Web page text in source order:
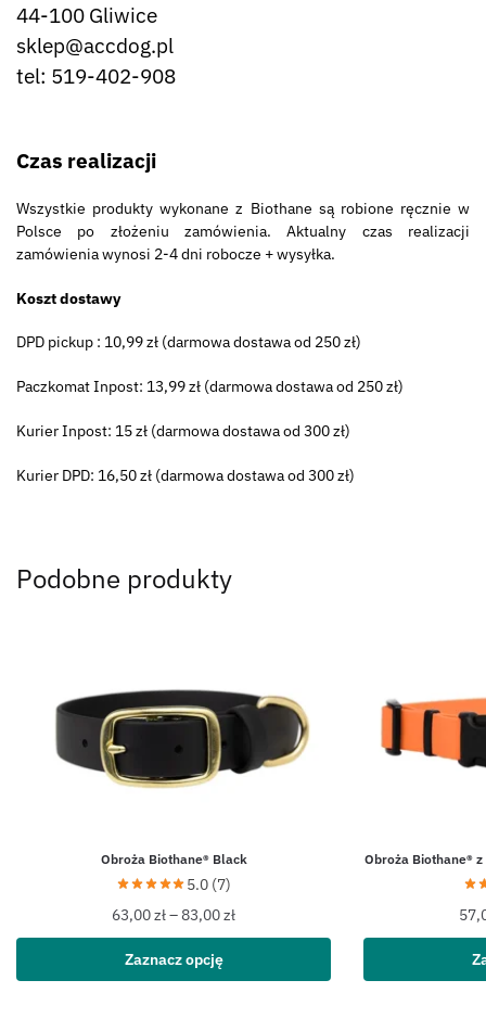
44-100 Gliwice
sklep@accdog.pl
tel: 519-402-908
Czas realizacji
Wszystkie produkty wykonane z Biothane są robione ręcznie w
Polsce po złożeniu zamówienia. Aktualny czas realizacji
zamówienia wynosi 2-4 dni robocze + wysyłka.
Koszt dostawy
DPD pickup : 10,99 zł (darmowa dostawa od 250 zł)
Paczkomat Inpost: 13,99 zł (darmowa dostawa od 250 zł)
Kurier Inpost: 15 zł (darmowa dostawa od 300 zł)
Kurier DPD: 16,50 zł (darmowa dostawa od 300 zł)
Podobne produkty
Obroża Biothane® Black
5.0 (7)
63,00zł–83,00zł
Zaznacz opcję
Obroża Biothane®